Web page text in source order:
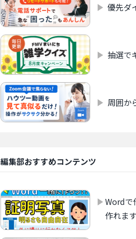
優先ダ
抽選で
周囲か
編集部おすすめコンテンツ
Wordで
作れま